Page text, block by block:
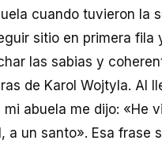
cuando tuvieron la
sitio en primera fila
las sabias y
de Karol Wojtyla. Al
mi abuela me dijo: «He
a un santo». Esa frase